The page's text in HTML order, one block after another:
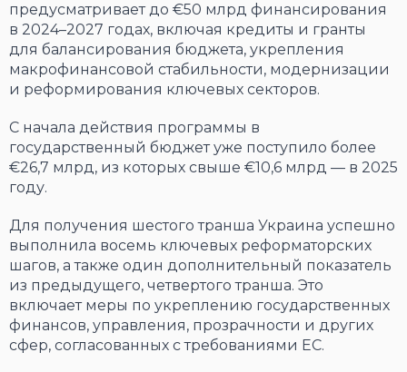
предусматривает до €50 млрд финансирования
в 2024–2027 годах, включая кредиты и гранты
для балансирования бюджета, укрепления
макрофинансовой стабильности, модернизации
и реформирования ключевых секторов.
С начала действия программы в
государственный бюджет уже поступило более
€26,7 млрд, из которых свыше €10,6 млрд — в 2025
году.
Для получения шестого транша Украина успешно
выполнила восемь ключевых реформаторских
шагов, а также один дополнительный показатель
из предыдущего, четвертого транша. Это
включает меры по укреплению государственных
финансов, управления, прозрачности и других
сфер, согласованных с требованиями ЕС.